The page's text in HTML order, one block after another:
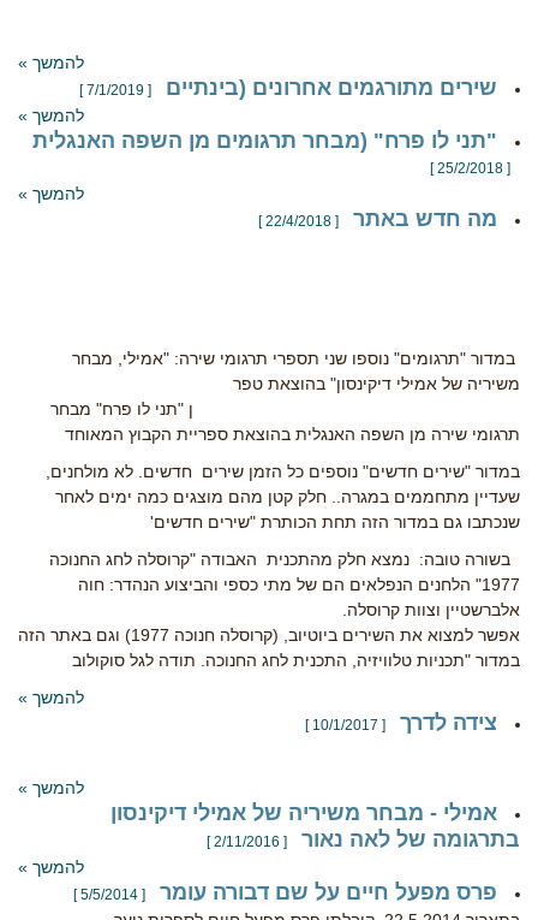
להמשך »
שירים מתורגמים אחרונים (בינתיים [ 7/1/2019 ]
להמשך »
"תני לו פרח" (מבחר תרגומים מן השפה האנגלית
[ 25/2/2018 ]
להמשך »
מה חדש באתר [ 22/4/2018 ]
במדור "תרגומים" נוספו שני תספרי תרגומי שירה: "אמילי, מבחר
משיריה של אמילי דיקינסון" בהוצאת טפר
ן "תני לו פרח" מבחר
תרגומי שירה מן השפה האנגלית בהוצאת ספריית הקבוץ המאוחד
במדור "שירים חדשים" נוספים כל הזמן שירים חדשים. לא מולחנים,
שעדיין מתחממים במגרה.. חלק קטן מהם מוצגים כמה ימים לאחר
שנכתבו גם במדור הזה תחת הכותרת "שירים חדשים'
בשורה טובה: נמצא חלק מהתכנית האבודה "קרוסלה לחג החנוכה
1977" הלחנים הנפלאים הם של מתי כספי והביצוע הנהדר: חוה
אלברשטיין וצוות קרוסלה.
אפשר למצוא את השירים ביוטיוב, (קרוסלה חנוכה 1977) וגם באתר הזה
במדור "תכניות טלוויזיה, התכנית לחג החנוכה. תודה לגל סוקולוב
להמשך »
צידה לדרך [ 10/1/2017 ]
להמשך »
אמילי - מבחר משיריה של אמילי דיקינסון
בתרגומה של לאה נאור
[ 2/11/2016 ]
להמשך »
פרס מפעל חיים על שם דבורה עומר [ 5/5/2014 ]